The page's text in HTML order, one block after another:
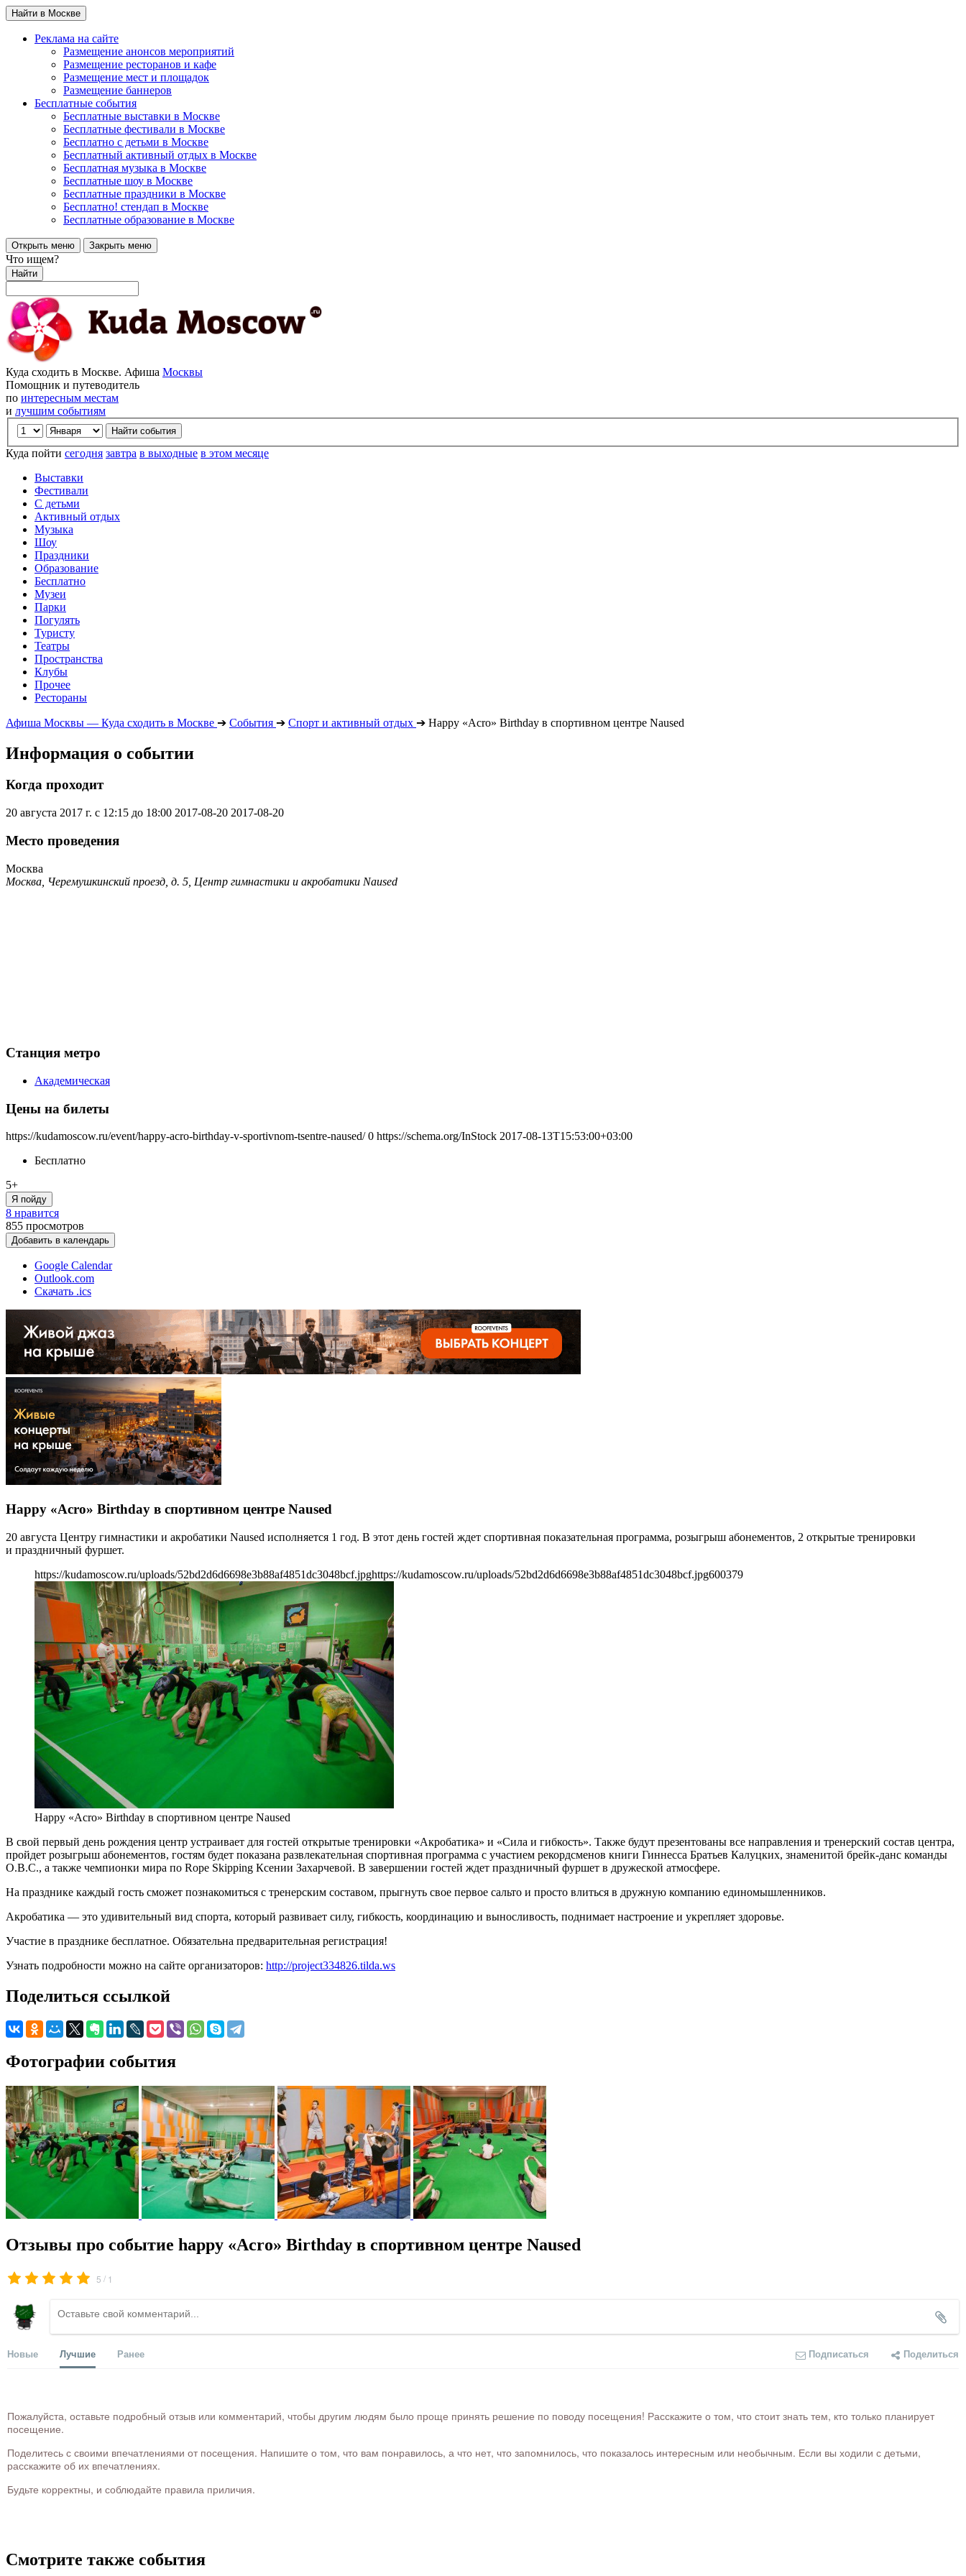
Найти в Москве
Реклама на сайте
Размещение анонсов мероприятий
Размещение ресторанов и кафе
Размещение мест и площадок
Размещение баннеров
Бесплатные события
Бесплатные выставки в Москве
Бесплатные фестивали в Москве
Бесплатно с детьми в Москве
Бесплатный активный отдых в Москве
Бесплатная музыка в Москве
Бесплатные шоу в Москве
Бесплатные праздники в Москве
Бесплатно! стендап в Москве
Бесплатные образование в Москве
Открыть меню Закрыть меню
Что ищем?
Найти
Куда сходить в Москве. Афиша Москвы
Помощник и путеводитель
по интересным местам
и лучшим событиям
Куда пойти сегодня завтра в выходные в этом месяце
Выставки
Фестивали
С детьми
Активный отдых
Музыка
Шоу
Праздники
Образование
Бесплатно
Музеи
Парки
Погулять
Туристу
Театры
Пространства
Клубы
Прочее
Рестораны
Афиша Москвы — Куда сходить в Москве ➔ События ➔ Спорт и активный отдых ➔ Happy «Acro» Birthday в спортивном центре Naused
Информация о событии
Когда проходит
20 августа 2017 г. с 12:15 до 18:00 2017-08-20 2017-08-20
Место проведения
Москва
Москва, Черемушкинский проезд, д. 5, Центр гимнастики и акробатики Naused
Станция метро
Академическая
Цены на билеты
https://kudamoscow.ru/event/happy-acro-birthday-v-sportivnom-tsentre-naused/ 0 https://schema.org/InStock 2017-08-13T15:53:00+03:00
Бесплатно
5+
Я пойду
8 нравится
855 просмотров
Добавить в календарь
Google Calendar
Outlook.com
Скачать .ics
Happy «Acro» Birthday в спортивном центре Naused
20 августа Центру гимнастики и акробатики Naused исполняется 1 год. В этот день гостей ждет спортивная показательная программа, розыгрыш абонементов, 2 открытые тренировки
и праздничный фуршет.
https://kudamoscow.ru/uploads/52bd2d6d6698e3b88af4851dc3048bcf.jpghttps://kudamoscow.ru/uploads/52bd2d6d6698e3b88af4851dc3048bcf.jpg600379
Happy «Acro» Birthday в спортивном центре Naused
В свой первый день рождения центр устраивает для гостей открытые тренировки «Акробатика» и «Сила и гибкость». Также будут презентованы все направления и тренерский состав центра,
пройдет розыгрыш абонементов, гостям будет показана развлекательная спортивная программа с участием рекордсменов книги Гиннесса Братьев Калуцких, знаменитой брейк-данс команды
O.B.C., а также чемпионки мира по Rope Skipping Ксении Захарчевой. В завершении гостей ждет праздничный фуршет в дружеской атмосфере.
На празднике каждый гость сможет познакомиться с тренерским составом, прыгнуть свое первое сальто и просто влиться в дружную компанию единомышленников.
Акробатика — это удивительный вид спорта, который развивает силу, гибкость, координацию и выносливость, поднимает настроение и укрепляет здоровье.
Участие в празднике бесплатное. Обязательна предварительная регистрация!
Узнать подробности можно на сайте организаторов: http://project334826.tilda.ws
Поделиться ссылкой
Фотографии события
Отзывы про событие happy «Acro» Birthday в спортивном центре Naused
5 / 1
Новые Лучшие Ранее Подписаться Поделиться
Пожалуйста, оставьте подробный отзыв или комментарий, чтобы другим людям было проще принять решение по поводу посещения! Расскажите о том, что стоит знать тем, кто только планирует
посещение.
Поделитесь с своими впечатлениями от посещения. Напишите о том, что вам понравилось, а что нет, что запомнилось, что показалось интересным или необычным. Если вы ходили с детьми,
расскажите об их впечатлениях.
Будьте корректны, и соблюдайте правила приличия.
Смотрите также события